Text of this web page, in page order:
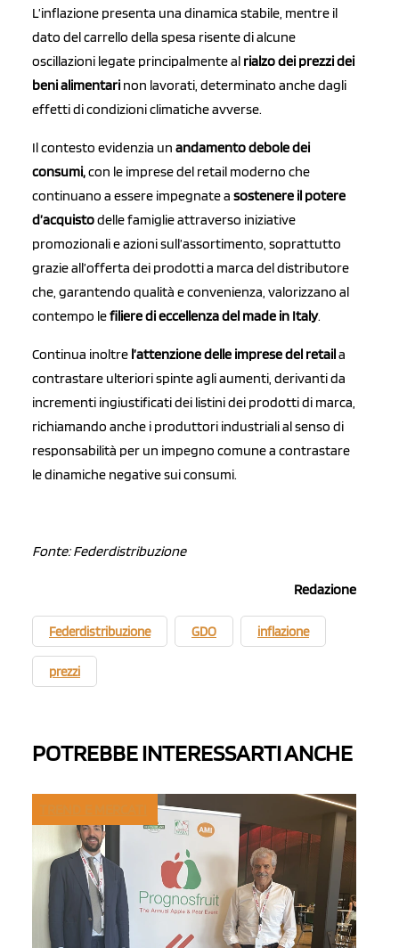
L’inflazione presenta una dinamica stabile, mentre il
dato del carrello della spesa risente di alcune
oscillazioni legate principalmente al rialzo dei prezzi dei
beni alimentari non lavorati, determinato anche dagli
effetti di condizioni climatiche avverse.
Il contesto evidenzia un andamento debole dei
consumi,con le imprese del retail moderno che
continuano a essere impegnate a sostenere il potere
d’acquistodelle famiglie attraverso iniziative
promozionali e azioni sull’assortimento, soprattutto
grazie all’offerta dei prodotti a marca del distributore
che, garantendo qualità e convenienza, valorizzano al
contempo lefiliere di eccellenza del made in Italy.
Continua inoltre l’attenzione delle imprese del retaila
contrastare ulteriori spinte agli aumenti, derivanti da
incrementi ingiustificati dei listini dei prodotti di marca,
richiamando anche i produttori industriali al senso di
responsabilità per un impegno comune a contrastare
le dinamiche negative sui consumi.
Fonte: Federdistribuzione
Redazione
Federdistribuzione GDO inflazione
prezzi
POTREBBE INTERESSARTI ANCHE